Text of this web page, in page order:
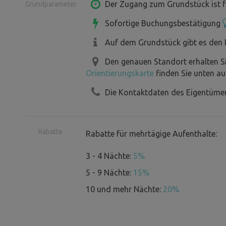
***
Wir danken Ihnen für Ihre Frühlings-,
oberhalb von Rožnov. Einige von
beigetragen, dass wir versuchen,
Neuerungen zu verbessern. So haben
Passanten verlegt (von denen es
Wir hoffen, dass Sie Ihren Aufenthalt
freuen, wenn Sie uns wieder
ist es möglich, Bienenprodukte aus
Grundparameter Der Zugang zum Grundstück ist
Sofortige Buchungsbestätigung
Auf dem Grundstück gibt es den
Den genauen Standort erhalten
Orientierungskarte finden Sie unten
Die Kontaktdaten des
Rabatte Rabatte für mehrtägige Aufenthalte:
3 - 4 Nächte: 5%
5 - 9 Nächte: 15%
10 und mehr Nächte: 20%